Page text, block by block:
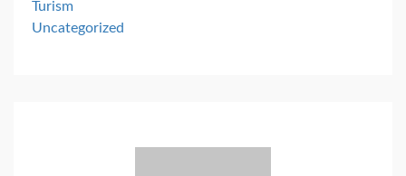
Turism
Uncategorized